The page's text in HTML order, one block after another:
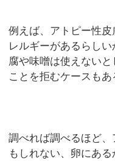
例えば、アトピー性
レルギーがあるらし
腐や味噌は使えない
ことを拒むケースもあ
調べれば調べるほど
もしれない、卵にあ